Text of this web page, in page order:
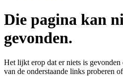
Die pagina kan
gevonden.
Het lijkt erop dat er niets is
van de onderstaande links proberen